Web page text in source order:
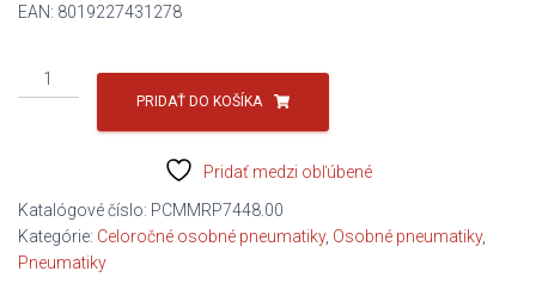
EAN: 8019227431278
množstvo
245/40R18
SF3
C/A/B/71DB
PIRELLI
PRIDAŤ DO KOŠÍKA
Pridať medzi obľúbené
Katalógové číslo: PCMMRP7448.00
Kategórie: Celoročné osobné pneumatiky, Osobné pneumatiky,
Pneumatiky